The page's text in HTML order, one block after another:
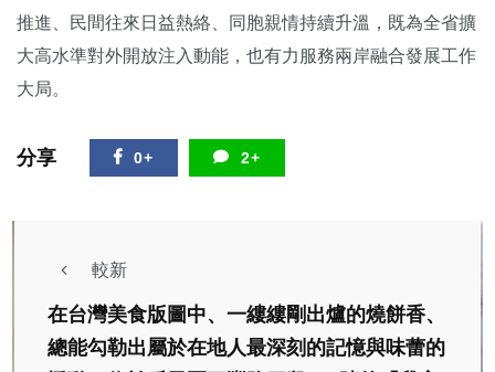
推進、民間往來日益熱絡、同胞親情持續升溫，既為全省擴
大高水準對外開放注入動能，也有力服務兩岸融合發展工作
大局。
分享 0+ 2+
較新
在台灣美食版圖中、一縷縷剛出爐的燒餅香、
總能勾勒出屬於在地人最深刻的記憶與味蕾的